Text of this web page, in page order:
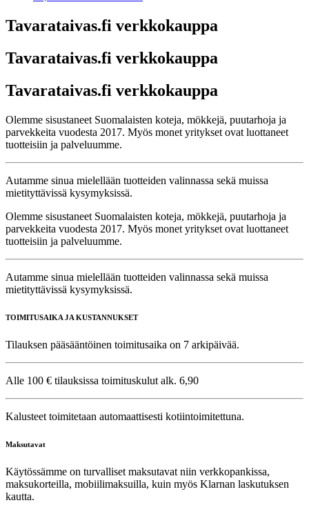
Tavarataivas.fi verkkokauppa
Tavarataivas.fi verkkokauppa
Tavarataivas.fi verkkokauppa
Olemme sisustaneet Suomalaisten koteja, mökkejä, puutarhoja ja
parvekkeita vuodesta 2017. Myös monet yritykset ovat luottaneet
tuotteisiin ja palveluumme.
Autamme sinua mielellään tuotteiden valinnassa sekä muissa
mietityttävissä kysymyksissä.
Olemme sisustaneet Suomalaisten koteja, mökkejä, puutarhoja ja
parvekkeita vuodesta 2017. Myös monet yritykset ovat luottaneet
tuotteisiin ja palveluumme.
Autamme sinua mielellään tuotteiden valinnassa sekä muissa
mietityttävissä kysymyksissä.
TOIMITUSAIKA JA KUSTANNUKSET
Tilauksen pääsääntöinen toimitusaika on 7 arkipäivää.
Alle 100 € tilauksissa toimituskulut alk. 6,90
Kalusteet toimitetaan automaattisesti kotiintoimitettuna.
Maksutavat
Käytössämme on turvalliset maksutavat niin verkkopankissa,
maksukorteilla, mobiilimaksuilla, kuin myös Klarnan laskutuksen
kautta.